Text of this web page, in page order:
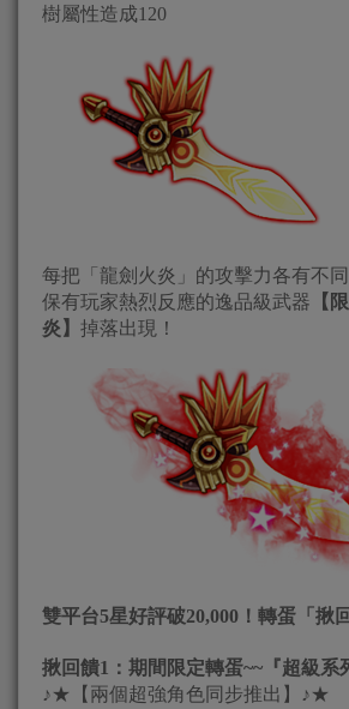
樹屬性造成120
每把「龍劍火炎」的攻擊力各有不
保有玩家熱烈反應的逸品級武器 【
炎】 掉落出現！
雙平台5星好評破20,000！轉蛋「揪
揪回饋1：期間限定轉蛋~~『超級系
♪★【兩個超強角色同步推出】♪★